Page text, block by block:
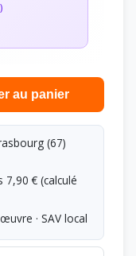
au panier
(67)
€ (calculé
· SAV local